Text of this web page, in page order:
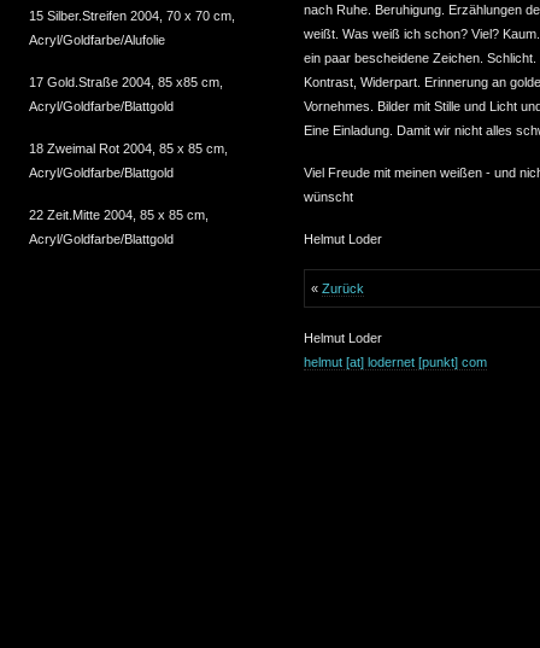
nach Ruhe. Beruhigung. Erzählungen
weißt. Was weiß ich schon? Viel?
ein paar bescheidene Zeichen.
Kontrast, Widerpart. Erinnerung an
Vornehmes. Bilder mit Stille und Licht
Eine Einladung. Damit wir nicht alles
Viel Freude mit meinen weißen - und
wünscht
Helmut Loder
« Zurück
Helmut Loder
helmut [at] lodernet [punkt] com
15 Silber.Streifen 2004, 70 x 70 cm,
Acryl/Goldfarbe/Alufolie
17 Gold.Straße 2004, 85 x85 cm,
Acryl/Goldfarbe/Blattgold
18 Zweimal Rot 2004, 85 x 85 cm,
Acryl/Goldfarbe/Blattgold
22 Zeit.Mitte 2004, 85 x 85 cm,
Acryl/Goldfarbe/Blattgold